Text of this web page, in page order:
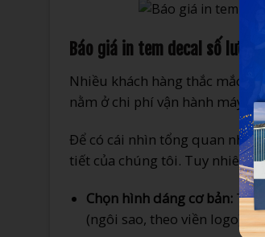
Báo giá in tem decal số
Nhiều khách hàng thắc mắc:
nằm ở chi phí vận hành máy
Để có cái nhìn tổng quan nhất
tiết của chúng tôi. Tuy nhiên,
Chọn hình dáng cơ bản:Tem
(ngôi sao, theo viền logo) vì